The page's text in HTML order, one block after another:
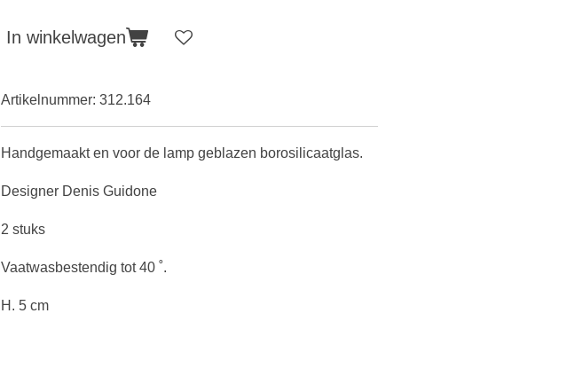
In winkelwagen
Artikelnummer: 312.164
Handgemaakt en voor de lamp geblazen borosilicaatglas.
Designer Denis Guidone
2 stuks
Vaatwasbestendig tot 40 ˚.
H. 5 cm